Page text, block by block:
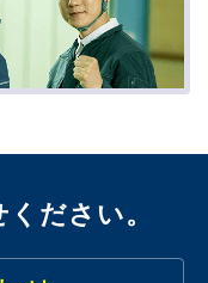
ださい。